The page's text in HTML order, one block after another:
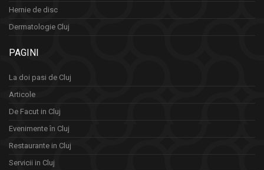
Hernie de disc
Dermatologie Cluj
PAGINI
La doi pasi de Cluj
Articole
De Facut in Cluj
Evenimente în Cluj
Restaurante in Cluj
Servicii in Cluj